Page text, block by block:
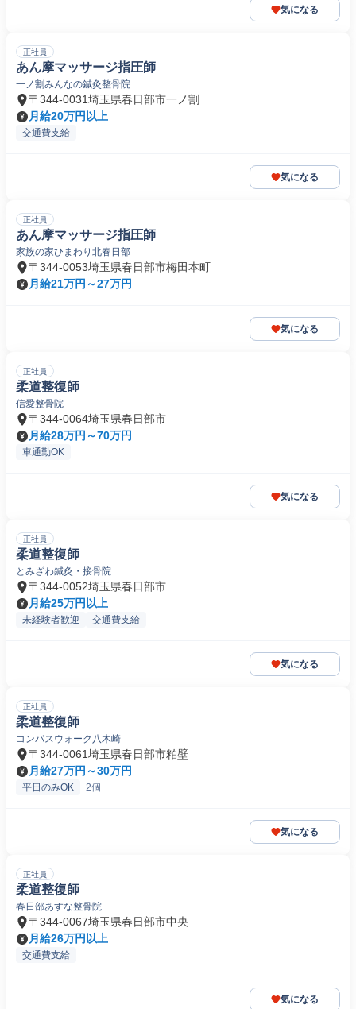
気になる
正社員
あん摩マッサージ指圧師
一ノ割みんなの鍼灸整骨院
〒344-0031埼玉県春日部市一ノ割
月給20万円以上
交通費支給
気になる
正社員
あん摩マッサージ指圧師
家族の家ひまわり北春日部
〒344-0053埼玉県春日部市梅田本町
月給21万円～27万円
気になる
正社員
柔道整復師
信愛整骨院
〒344-0064埼玉県春日部市
月給28万円～70万円
車通勤OK
気になる
正社員
柔道整復師
とみざわ鍼灸・接骨院
〒344-0052埼玉県春日部市
月給25万円以上
未経験者歓迎 交通費支給
気になる
正社員
柔道整復師
コンパスウォーク八木崎
〒344-0061埼玉県春日部市粕壁
月給27万円～30万円
平日のみOK +2個
気になる
正社員
柔道整復師
春日部あすな整骨院
〒344-0067埼玉県春日部市中央
月給26万円以上
交通費支給
気になる